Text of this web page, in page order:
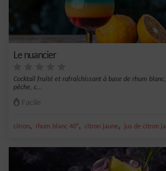
Le nuancier
Cocktail fruité et rafraîchissant à base de rhum
pêche, c...
Facile
citron, rhum blanc 40°, citron jaune, jus de citron